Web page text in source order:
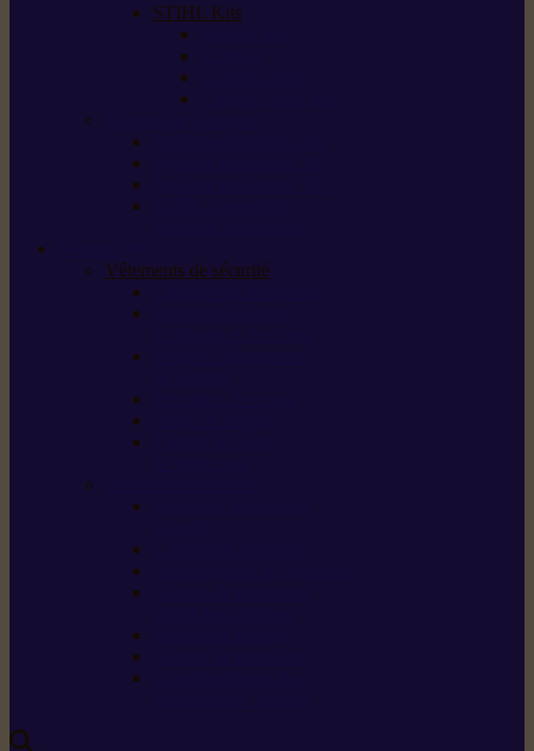
STIHL Kits
Vêtements de sécurité